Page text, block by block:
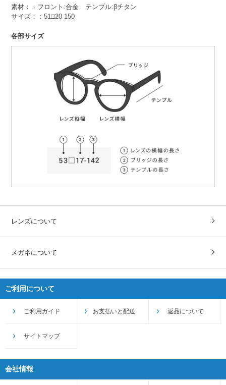
素材：：フロント:合金 テンプル:βチタン
サイズ：：51□20 150
各部サイズ
レンズについて
メガネについて
ご利用について
ご利用ガイド お支払いと配送 返品について
サイトマップ
会社情報